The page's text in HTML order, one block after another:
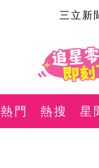
三立新
熱門 熱搜 星